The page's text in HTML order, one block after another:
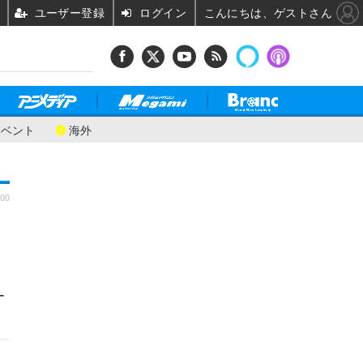
ント 海外
ユーザー登録 ログイン こんにちは、ゲストさん